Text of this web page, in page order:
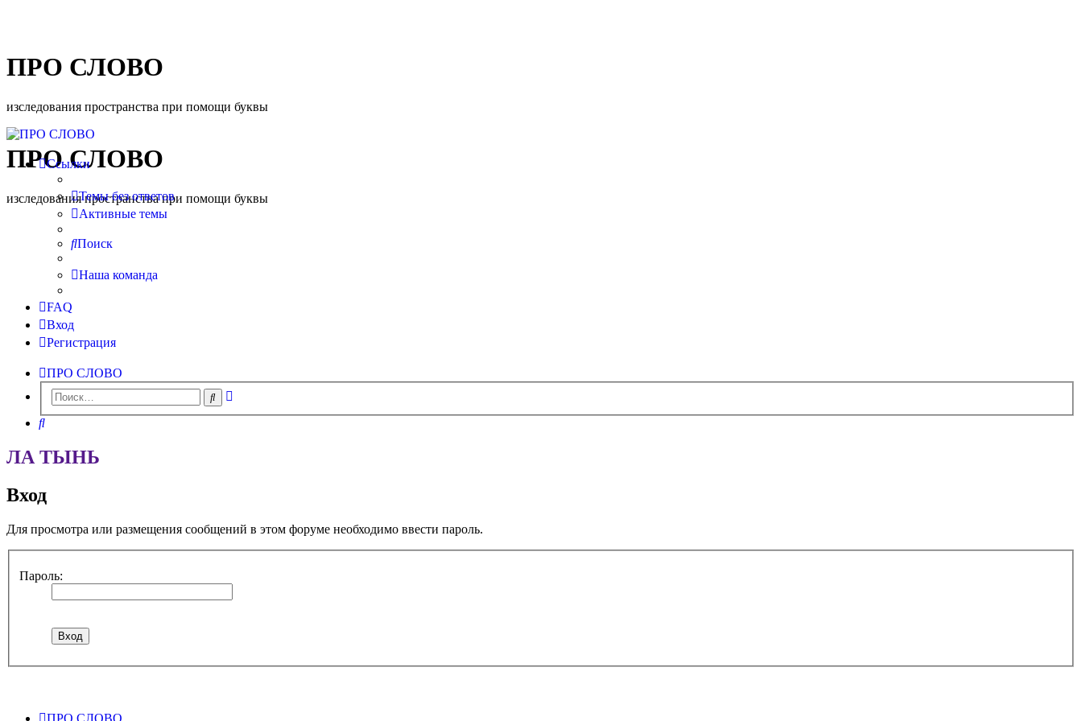
ПРО СЛОВО
изследования пространства при помощи буквы
ПРО СЛОВО
изследования пространства при помощи буквы
Ссылки
Темы без ответов
Активные темы
Поиск
Наша команда
FAQ
Вход
Регистрация
ПРО СЛОВО
Поиск
Поиск
ЛА ТЫНЬ
Вход
Для просмотра или размещения сообщений в этом форуме необходимо ввести пароль.
Пароль:
ПРО СЛОВО